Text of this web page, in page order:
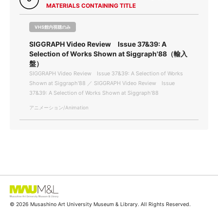
MATERIALS CONTAINING TITLE
VHS館内視聴のみ
SIGGRAPH Video Review Issue 37&39: A
Selection of Works Shown at Siggraph'88（輸入
盤）
SIGGRAPH Video Review Issue 37&39: A Selection of Works
Shown at Siggraph'88 ／ SIGGRAPH Video Review Issue
37&39: A Selection of Works Shown at Siggraph'88
アニメーション/Animation
© 2026 Musashino Art University Museum & Library. All Rights Reserved.